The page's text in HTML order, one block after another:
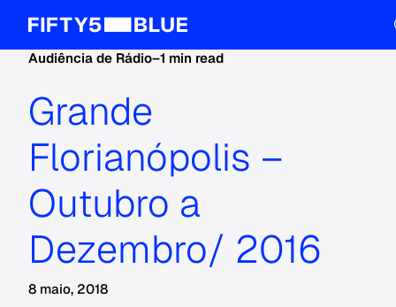
Audiência de Rádio–1 min read
Grande
Florianópolis –
Outubro a
Dezembro/ 2016
8 maio, 2018